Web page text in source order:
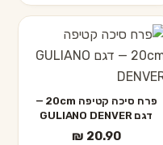
פרח סיכה קטיפה 20cm —
דגם GULIANO DENVER
₪ 20.90